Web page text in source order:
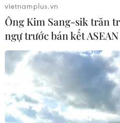
Hình ảnh mới
lửa vụ cháy Nhà thờ
17/04/2019 03:00
vietnamplus.vn
Ông Kim Sang-sik trăn
ngự trước bán kết